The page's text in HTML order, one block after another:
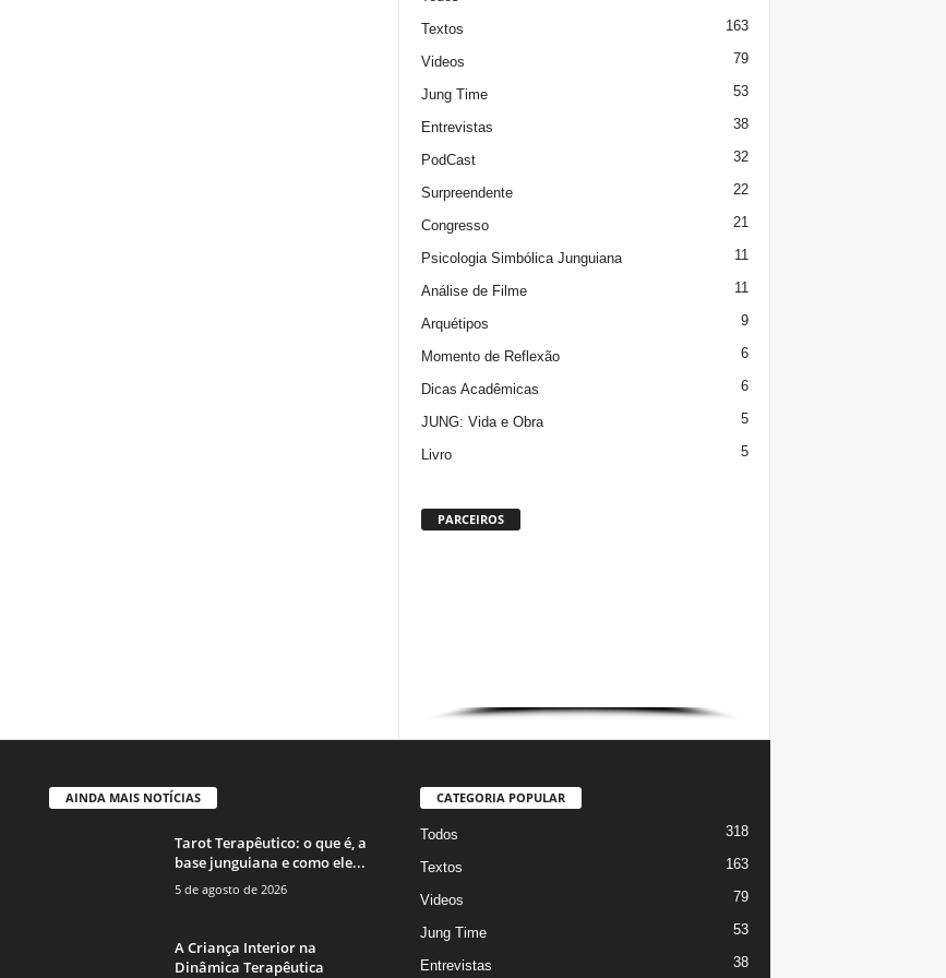
Textos 163
Videos 79
Jung Time 53
Entrevistas 38
PodCast 32
Surpreendente 22
Congresso 21
Psicologia Simbólica Junguiana 11
Análise de Filme 11
Arquétipos 9
Momento de Reflexão 6
Dicas Acadêmicas 6
JUNG: Vida e Obra 5
Livro 5
PARCEIROS
AINDA MAIS NOTÍCIAS
Tarot Terapêutico: o que é, a
base junguiana e como ele...
5 de agosto de 2026
A Criança Interior na
Dinâmica Terapêutica
CATEGORIA POPULAR
Todos 318
Textos 163
Videos 79
Jung Time 53
Entrevistas 38